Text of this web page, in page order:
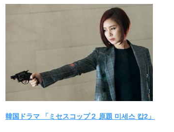
韓国ドラマ 「ミセスコップ２ 原題 미세스 캅2」